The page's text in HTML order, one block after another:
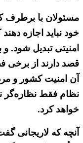
مسئولان با برطرف
خود نباید اجازه
امنیتی تبدیل شود.
قصد دارند از برخی
آن امنیت کشور و
نظام فقط نظاره‌گر
خواهد کرد.
آنچه که لاریجانی